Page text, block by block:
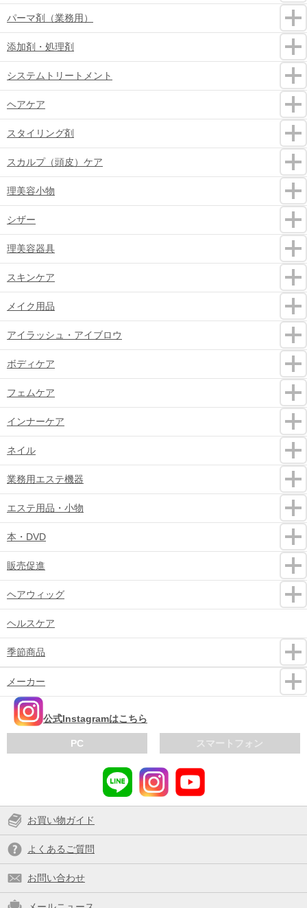
パーマ剤（業務用）
添加剤・処理剤
システムトリートメント
ヘアケア
スタイリング剤
スカルプ（頭皮）ケア
理美容小物
シザー
理美容器具
スキンケア
メイク用品
アイラッシュ・アイブロウ
ボディケア
フェムケア
インナーケア
ネイル
業務用エステ機器
エステ用品・小物
本・DVD
販売促進
ヘアウィッグ
ヘルスケア
季節商品
メーカー
公式Instagramはこちら
スマートフォン
PC
お買い物ガイド
よくあるご質問
お問い合わせ